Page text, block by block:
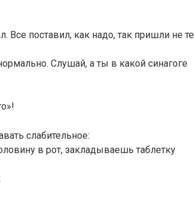
поставил, как надо, так пришли не те
Слушай, а ты в какой синагоге
слабительное:
в рот, закладываешь таблетку